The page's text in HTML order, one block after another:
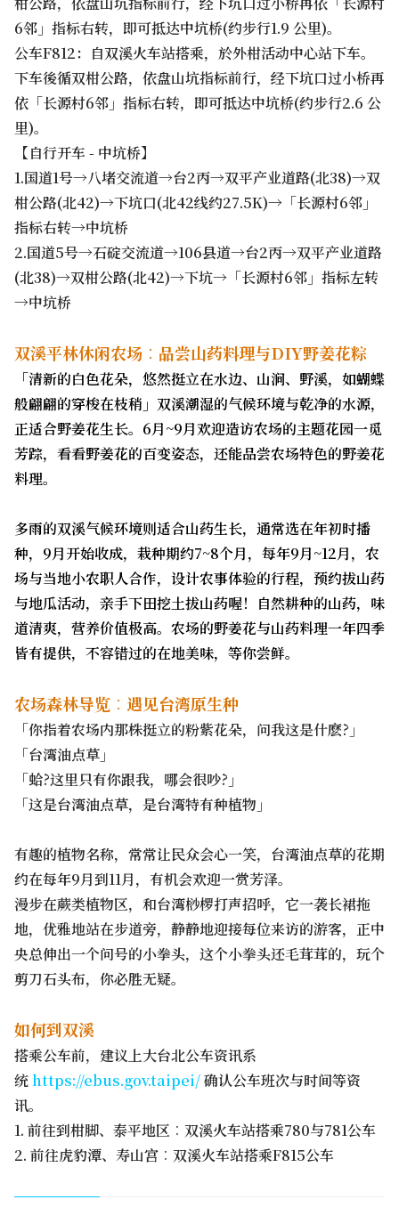
6邻」指标右转，即可抵达中坑桥(约步行1.9 公里)。
公车F812：自双溪火车站搭乘，於外柑活动中心站下车。
下车後循双柑公路，依盘山坑指标前行，经下坑口过小桥再
依「长源村6邻」指标右转，即可抵达中坑桥(约步行2.6 公
里)。
【自行开车 - 中坑桥】
1.国道1号→八堵交流道→台2丙→双平产业道路(北38)→双
柑公路(北42)→下坑口(北42线约27.5K)→「长源村6邻」
指标右转→中坑桥
2.国道5号→石碇交流道→106县道→台2丙→双平产业道路
(北38)→双柑公路(北42)→下坑→「长源村6邻」指标左转
→中坑桥
双溪平林休闲农场︰品尝山药料理与DIY野姜花粽
「清新的白色花朵，悠然挺立在水边、山涧、野溪，如蝴蝶
般翩翩的穿梭在枝稍」双溪潮湿的气候环境与乾净的水源，
正适合野姜花生长。6月~9月欢迎造访农场的主题花园一觅
芳踪，看看野姜花的百变姿态，还能品尝农场特色的野姜花
料理。
多雨的双溪气候环境则适合山药生长，通常选在年初时播
种，9月开始收成，栽种期约7~8个月，每年9月~12月，农
场与当地小农职人合作，设计农事体验的行程，预约拔山药
与地瓜活动，亲手下田挖土拔山药喔！自然耕种的山药，味
道清爽，营养价值极高。农场的野姜花与山药料理一年四季
皆有提供，不容错过的在地美味，等你尝鲜。
农场森林导览︰遇见台湾原生种
「你指着农场内那株挺立的粉紫花朵，问我这是什麽?」
「台湾油点草」
「蛤?这里只有你跟我，哪会很吵?」
「这是台湾油点草，是台湾特有种植物」
有趣的植物名称，常常让民众会心一笑，台湾油点草的花期
约在每年9月到11月，有机会欢迎一赏芳泽。
漫步在蕨类植物区，和台湾桫椤打声招呼，它一袭长裙拖
地，优雅地站在步道旁，静静地迎接每位来访的游客，正中
央总伸出一个问号的小拳头，这个小拳头还毛茸茸的，玩个
剪刀石头布，你必胜无疑。
如何到双溪
搭乘公车前，建议上大台北公车资讯系
统https://ebus.gov.taipei/确认公车班次与时间等资
讯。
1. 前往到柑脚、泰平地区︰双溪火车站搭乘780与781公车
2. 前往虎豹潭、寿山宫︰双溪火车站搭乘F815公车